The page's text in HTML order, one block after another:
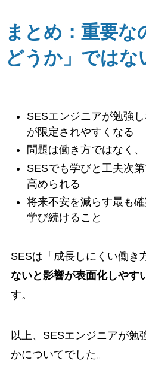
まとめ：重要な
どうか」ではな
SESエンジニアが勉強
が限定されやすくなる
問題は働き方ではなく
SESでも学びと工夫次
高められる
将来不安を減らす最も
学び続けること
SESは「成長しにくい働き
ないと影響が表面化しやす
す。
以上、SESエンジニアが勉
かについてでした。